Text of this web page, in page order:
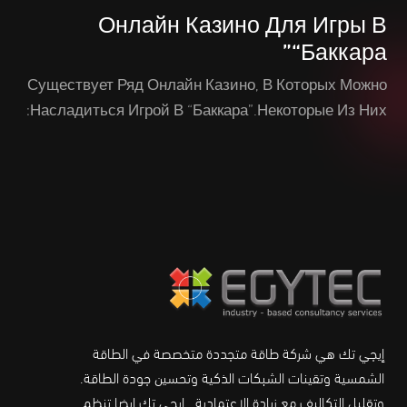
Онлайн Казино Для Игры В
“Баккара”
Существует Ряд Онлайн Казино, В Которых Можно
Насладиться Игрой В “Баккара”.Некоторые Из Них:
إيجي تك هي شركة طاقة متجددة متخصصة في الطاقة
الشمسية وتقينات الشبكات الذكية وتحسين جودة الطاقة.
وتقليل التكاليف مع زيادة الاعتمادية . إيجي تك ايضا تنظم